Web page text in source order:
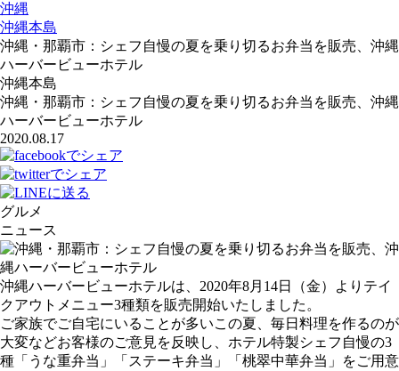
沖縄
沖縄本島
沖縄・那覇市：シェフ自慢の夏を乗り切るお弁当を販売、沖縄
ハーバービューホテル
沖縄本島
沖縄・那覇市：シェフ自慢の夏を乗り切るお弁当を販売、沖縄
ハーバービューホテル
2020.08.17
グルメ
ニュース
沖縄ハーバービューホテルは、2020年8月14日（金）よりテイ
クアウトメニュー3種類を販売開始いたしました。
ご家族でご自宅にいることが多いこの夏、毎日料理を作るのが
大変などお客様のご意見を反映し、ホテル特製シェフ自慢の3
種「うな重弁当」「ステーキ弁当」「桃翠中華弁当」をご用意